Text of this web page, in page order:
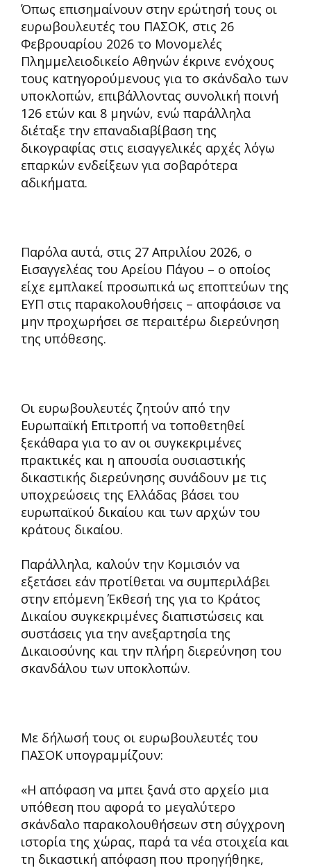
Όπως επισημαίνουν στην ερώτησή τους οι
ευρωβουλευτές του ΠΑΣΟΚ, στις 26
Φεβρουαρίου 2026 το Μονομελές
Πλημμελειοδικείο Αθηνών έκρινε ενόχους
τους κατηγορούμενους για το σκάνδαλο των
υποκλοπών, επιβάλλοντας συνολική ποινή
126 ετών και 8 μηνών, ενώ παράλληλα
διέταξε την επαναδιαβίβαση της
δικογραφίας στις εισαγγελικές αρχές λόγω
επαρκών ενδείξεων για σοβαρότερα
αδικήματα.
Παρόλα αυτά, στις 27 Απριλίου 2026, ο
Εισαγγελέας του Αρείου Πάγου – ο οποίος
είχε εμπλακεί προσωπικά ως εποπτεύων της
ΕΥΠ στις παρακολουθήσεις – αποφάσισε να
μην προχωρήσει σε περαιτέρω διερεύνηση
της υπόθεσης.
Οι ευρωβουλευτές ζητούν από την
Ευρωπαϊκή Επιτροπή να τοποθετηθεί
ξεκάθαρα για το αν οι συγκεκριμένες
πρακτικές και η απουσία ουσιαστικής
δικαστικής διερεύνησης συνάδουν με τις
υποχρεώσεις της Ελλάδας βάσει του
ευρωπαϊκού δικαίου και των αρχών του
κράτους δικαίου.
Παράλληλα, καλούν την Κομισιόν να
εξετάσει εάν προτίθεται να συμπεριλάβει
στην επόμενη Έκθεσή της για το Κράτος
Δικαίου συγκεκριμένες διαπιστώσεις και
συστάσεις για την ανεξαρτησία της
Δικαιοσύνης και την πλήρη διερεύνηση του
σκανδάλου των υποκλοπών.
Με δήλωσή τους οι ευρωβουλευτές του
ΠΑΣΟΚ υπογραμμίζουν:
«Η απόφαση να μπει ξανά στο αρχείο μια
υπόθεση που αφορά το μεγαλύτερο
σκάνδαλο παρακολουθήσεων στη σύγχρονη
ιστορία της χώρας, παρά τα νέα στοιχεία και
τη δικαστική απόφαση που προηγήθηκε,